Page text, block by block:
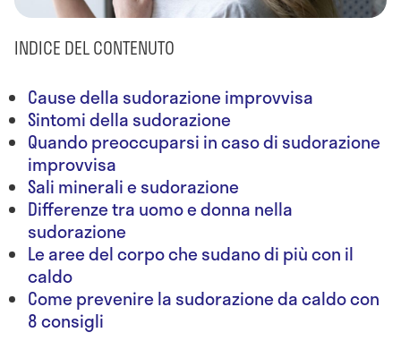
INDICE DEL CONTENUTO
Cause della sudorazione improvvisa
Sintomi della sudorazione
Quando preoccuparsi in caso di sudorazione
improvvisa
Sali minerali e sudorazione
Differenze tra uomo e donna nella
sudorazione
Le aree del corpo che sudano di più con il
caldo
Come prevenire la sudorazione da caldo con
8 consigli